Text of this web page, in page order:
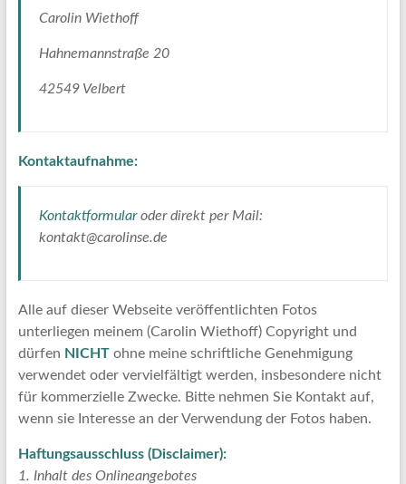
Carolin Wiethoff
Hahnemannstraße 20
42549 Velbert
Kontaktaufnahme:
Kontaktformularoder direkt per Mail:
kontakt@carolinse.de
Alle auf dieser Webseite veröffentlichten Fotos
unterliegen meinem (Carolin Wiethoff) Copyright und
dürfen NICHTohne meine schriftliche Genehmigung
verwendet oder vervielfältigt werden, insbesondere nicht
für kommerzielle Zwecke. Bitte nehmen Sie Kontakt auf,
wenn sie Interesse an der Verwendung der Fotos haben.
Haftungsausschluss (Disclaimer):
1. Inhalt des Onlineangebotes